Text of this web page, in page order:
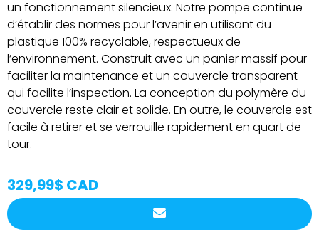
un fonctionnement silencieux. Notre pompe continue
d’établir des normes pour l’avenir en utilisant du
plastique 100% recyclable, respectueux de
l’environnement. Construit avec un panier massif pour
faciliter la maintenance et un couvercle transparent
qui facilite l’inspection. La conception du polymère du
couvercle reste clair et solide. En outre, le couvercle est
facile à retirer et se verrouille rapidement en quart de
tour.
329,99$ CAD